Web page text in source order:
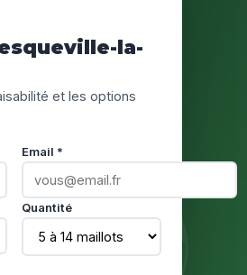
la-
et les options
Email *
Quantité